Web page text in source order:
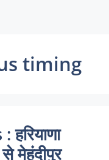
timing
मेहंदीपुर